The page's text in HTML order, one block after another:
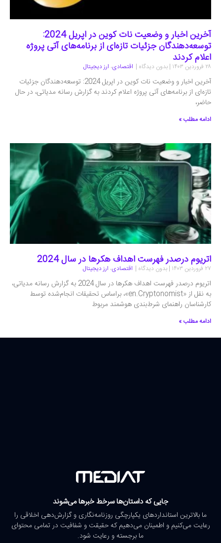
آخرین اخبار و وضعیت نات کوین در اپریل 2024:
توسعه‌دهندگان جزئیات تازه‌ای از برنامه‌های آتی پروژه
اعلام کردند
۲۸ فروردین ۱۴۰۳ بدون دیدگاه اقتصادی، ارز دیجیتال
آخرین اخبار و وضعیت نات کوین در اپریل 2024: توسعه‌دهندگان جزئیات
تازه‌ای از برنامه‌های آتی پروژه اعلام کردند به گزارش رسانه مدیاتی، در حال
حاضر،
ادامه مطلب »
اتریوم درصدر فهرست اهداف هکرها در سال 2024
۲۷ فروردین ۱۴۰۳ بدون دیدگاه اقتصادی، ارز دیجیتال
اتریوم درصدر فهرست اهداف هکرها در سال 2024 به گزارش رسانه مدیاتی،
به نقل از «en.Cryptonomist»، براساس تحقیقات انجام‌شده توسط
کارشناسان راهنمای شرط‌بندی هوشمند مربوط
ادامه مطلب »
جایی که داستان‌ها سرخط خبرها می‌شوند
ما بالاترین استانداردهای یکپارچگی روزنامه‌نگاری و گزارش‌دهی اخلاقی را
رعایت می‌کنیم و اطمینان می‌دهیم که حقیقت و شفافیت در تمامی محتوای
ما برجسته و رعایت شود.